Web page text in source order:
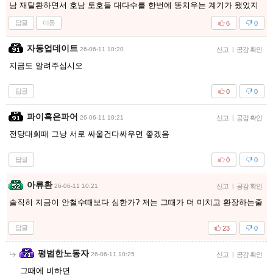
남 재탈환하면서 호남 토호들 대다수를 한번에 똥치우는 계기가 됐었지
답글 이동 0
6
자동업데이트 26-06-11 10:20 신고 | 공감 확인
지금도 알려주십시오
답글 0
0
파이혹은파어 26-06-11 10:21 신고 | 공감 확인
전당대회때 그냥 서로 싸울건다싸우면 좋겠음
답글 0
0
아류환 26-06-11 10:21 신고 | 공감 확인
솔직히 지금이 안철수때보다 심한가? 저는 그때가 더 미치고 환장하는줄
답글 0
23
평범한노동자 26-06-11 10:25 신고 | 공감 확인
그때에 비하면